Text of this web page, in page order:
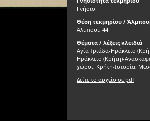
Γνήσιο
Θέση τεκμηρίου /
Άλμπουμ 44
Θέματα / λέξεις κλειδιά
Αγία Τριάδα-Ηράκλειο
Ηράκλειο (Κρήτη)-
χώροι, Κρήτη-Ιστορία,
Δείτε το αρχείο σε pdf